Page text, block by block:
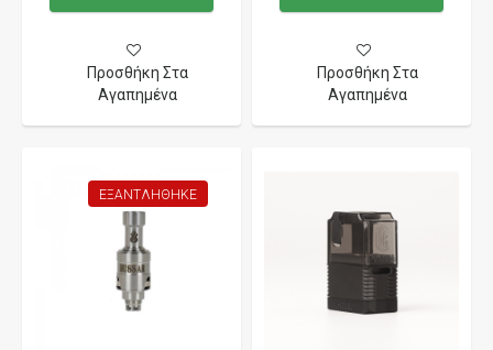
Προσθήκη Στα
Αγαπημένα
Προσθήκη Στα
Αγαπημένα
ΕΞΑΝΤΛΉΘΗΚΕ